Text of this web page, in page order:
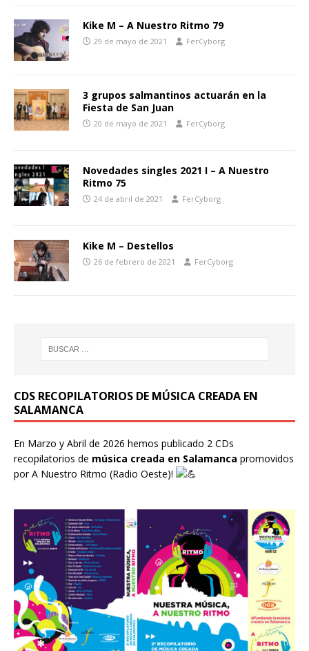
Kike M – A Nuestro Ritmo 79
29 de mayo de 2021 FerCyborg
3 grupos salmantinos actuarán en la
Fiesta de San Juan
20 de mayo de 2021 FerCyborg
Novedades singles 2021 I – A Nuestro
Ritmo 75
24 de abril de 2021 FerCyborg
Kike M – Destellos
26 de febrero de 2021 FerCyborg
CDS RECOPILATORIOS DE MÚSICA CREADA EN
SALAMANCA
En Marzo y Abril de 2026 hemos publicado 2 CDs
recopilatorios de música creada en Salamanca promovidos
porA Nuestro Ritmo (Radio Oeste)!